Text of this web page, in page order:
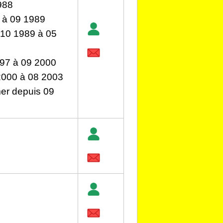
09 1989
1989 à 05
à 09 2000
à 08 2003
depuis 09